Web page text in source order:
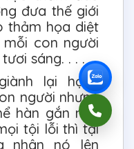
đưa thế giới
thảm họa diệt
con người
sáng. . . .
lại hạnh
người nhưng
hàn gắn mọi
tội lỗi thì tại
nhân nó lên